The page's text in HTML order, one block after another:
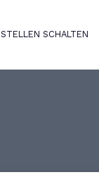
Haupt-Navigation
STELLEN SCHALTEN